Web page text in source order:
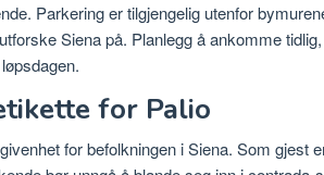
Parkering er tilgjengelig utenfor
Siena på. Planlegg å ankomme
for Palio
for befolkningen i Siena. Som gjest